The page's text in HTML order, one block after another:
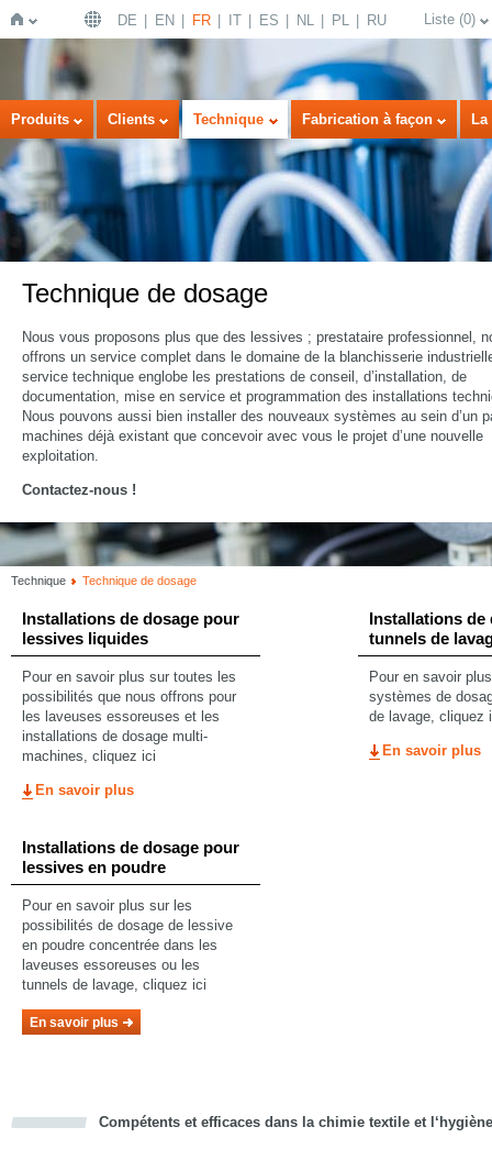
Page
d'accueil
DE EN FR IT ES NL PL RU Liste (0)
Produits Clients Technique Fabrication à façon
Technique de dosage
Nous vous proposons plus que des lessives ; prestataire professionnel,
offrons un service complet dans le domaine de la blanchisserie
service technique englobe les prestations de conseil, d’installation, de
documentation, mise en service et programmation des installations
Nous pouvons aussi bien installer des nouveaux systèmes au sein d’un
machines déjà existant que concevoir avec vous le projet d’une nouvelle
exploitation.
Contactez-nous !
Technique Technique de dosage
Installations de dosage pour
lessives liquides
Pour en savoir plus sur toutes les
possibilités que nous offrons pour
les laveuses essoreuses et les
installations de dosage multi-
machines, cliquez ici
En savoir plus
Installations de dosage pour
lessives en poudre
Pour en savoir plus sur les
possibilités de dosage de lessive
en poudre concentrée dans les
laveuses essoreuses ou les
tunnels de lavage, cliquez ici
En savoir plus
Installations de
tunnels de
Pour en savoir
systèmes de
de lavage, cliquez
En savoir plus
Compétents et efficaces dans la chimie textile et l‘hygiène